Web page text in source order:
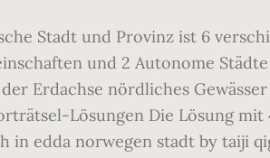
Stadt und Provinz ist 6
und 2 Autonome
Erdachse nördliches
Lösungen Die Lösung
in edda norwegen stadt by taiji